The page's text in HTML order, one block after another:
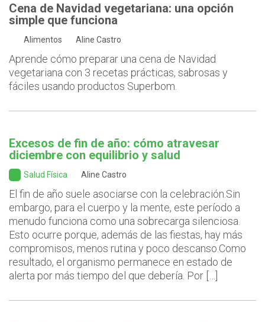
Cena de Navidad vegetariana: una opción
simple que funciona
Alimentos Aline Castro
Aprende cómo preparar una cena de Navidad
vegetariana con 3 recetas prácticas, sabrosas y
fáciles usando productos Superbom.
Excesos de fin de año: cómo atravesar
diciembre con equilibrio y salud
Salud Física Aline Castro
El fin de año suele asociarse con la celebración.Sin
embargo, para el cuerpo y la mente, este período a
menudo funciona como una sobrecarga silenciosa.
Esto ocurre porque, además de las fiestas, hay más
compromisos, menos rutina y poco descanso.Como
resultado, el organismo permanece en estado de
alerta por más tiempo del que debería. Por […]